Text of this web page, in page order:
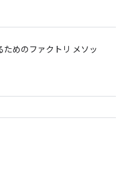
めのファクトリ メソッ